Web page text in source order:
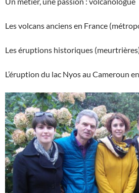
Les volcans anciens en France
Les éruptions historiques
L’éruption du lac Nyos au Cameroun